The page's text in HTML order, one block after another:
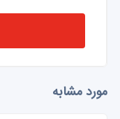
مورد مشابه